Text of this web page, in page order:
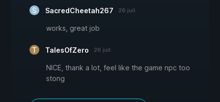
SacredCheetah267 26 juil.
works, great job
TalesOfZero 26 juil.
NICE, thank a lot, feel like the game npc too
stong